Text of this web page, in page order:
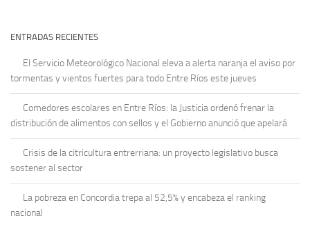
ENTRADAS RECIENTES
El Servicio Meteorológico Nacional eleva a alerta naranja el aviso por
tormentas y vientos fuertes para todo Entre Ríos este jueves
Comedores escolares en Entre Ríos: la Justicia ordenó frenar la
distribución de alimentos con sellos y el Gobierno anunció que apelará
Crisis de la citricultura entrerriana: un proyecto legislativo busca
sostener al sector
La pobreza en Concordia trepa al 52,5% y encabeza el ranking
nacional